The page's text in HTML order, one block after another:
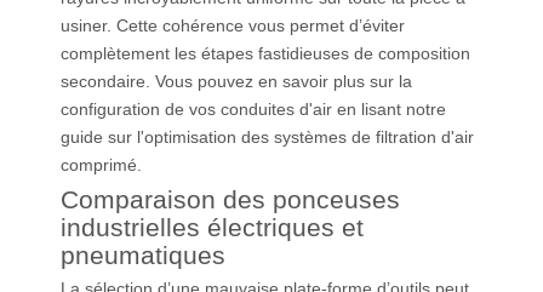
usiner. Cette cohérence vous permet d’éviter
complètement les étapes fastidieuses de composition
secondaire. Vous pouvez en savoir plus sur la
configuration de vos conduites d'air en lisant notre
guide sur l'optimisation des systèmes de filtration d'air
comprimé.
Comparaison des ponceuses
industrielles électriques et
pneumatiques